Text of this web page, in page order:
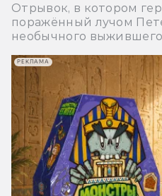
Отрывок, в котором
поражённый лучом
необычного выжившего
РЕКЛАМА